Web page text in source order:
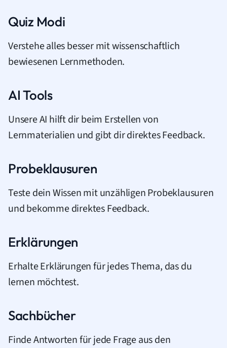
Quiz Modi
Verstehe alles besser mit wissenschaftlich
bewiesenen Lernmethoden.
AI Tools
Unsere AI hilft dir beim Erstellen von
Lernmaterialien und gibt dir direktes Feedback.
Probeklausuren
Teste dein Wissen mit unzähligen Probeklausuren
und bekomme direktes Feedback.
Erklärungen
Erhalte Erklärungen für jedes Thema, das du
lernen möchtest.
Sachbücher
Finde Antworten für jede Frage aus den